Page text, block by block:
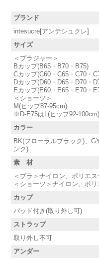
ブランド
intesucre[アンテシュクレ]
サイズ
＜ブラジャー＞
Bカップ(B65・B70・B75)
Cカップ(C60・C65・C70・
Dカップ(D60・D65・D70・
Eカップ(E60・E65・E70・
＜ショーツ＞
M(ヒップ87-95cm)
※D-E75はL(ヒップ92-100cm)
カラー
BK(フローラルブラック)、
ンク)
素 材
＜ブラ＞ナイロン、ポリエ
＜ショーツ＞ナイロン、ポ
カップ
パッド付き(取り外し可)
ストラップ
取り外し不可
アンダー